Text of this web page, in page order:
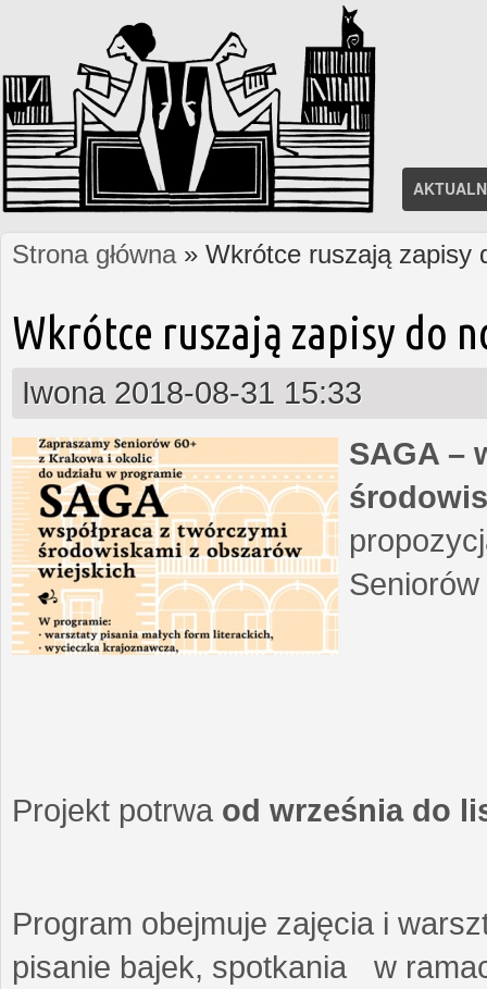
Jesteś tutaj
Strona główna» Wkrótce ruszają zapisy
Wkrótce ruszają zapisy do
Iwona 2018-08-31 15:33
SAGA –
Projekt potrwa od września do
Program obejmuje zajęcia i
pisanie bajek, spotkania w